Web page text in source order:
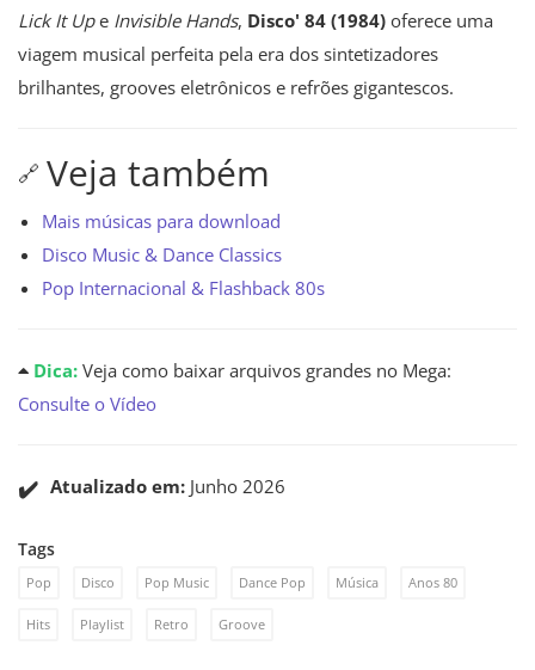
Lick It Upe Invisible Hands, Disco' 84 (1984) oferece uma
viagem musical perfeita pela era dos sintetizadores
brilhantes, grooves eletrônicos e refrões gigantescos.
🔗 Veja também
Mais músicas para download
Disco Music & Dance Classics
Pop Internacional & Flashback 80s
Dica: Veja como baixar arquivos grandes no Mega:
Consulte o Vídeo
✔️ Atualizado em: Junho 2026
Tags
Pop Disco Pop Music Dance Pop Música Anos 80
Hits Playlist Retro Groove